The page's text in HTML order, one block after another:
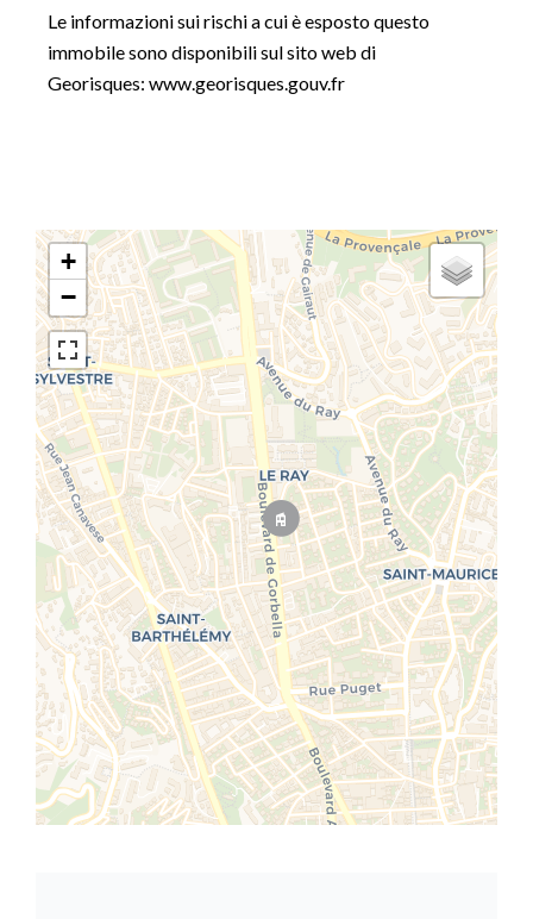
Le informazioni sui rischi a cui è esposto questo
immobile sono disponibili sul sito web di
Georisques: www.georisques.gouv.fr
+
−